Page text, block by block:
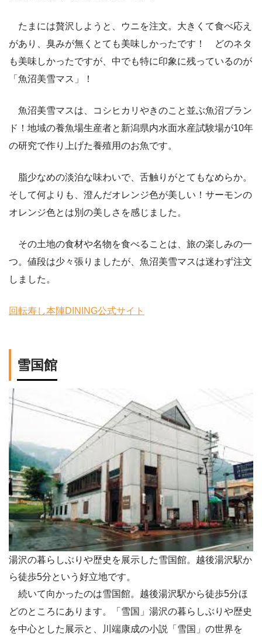
たまには贅沢しようと、ウニを注文。大きくて食べ応え
があり、臭みが無くとても美味しかったです！ どのネタ
も美味しかったですが、中でも特に印象に残っているのが
「魚沼美雪マス」！
魚沼美雪マスは、コシヒカリやきのこと並ぶ魚沼ブラン
ド！地域の養魚場生産者と新潟県内水面水産試験場が10年
の研究で作り上げた養殖用のお魚です。
脂少なめの淡泊な味わいで、舌触りがとてもなめらか。
そして何よりも、澄んだオレンジ色が美しい！サーモンの
オレンジ色とは別の美しさを感じました。
その土地の食材や名物を食べることは、旅の楽しみの一
つ。値段は少々張りましたが、魚沼美雪マスは迷わず注文
しました。
回転寿し本陣DINING公式サイト
雪国館
湯沢の暮らしぶりや歴史を展示した雪国館。越後湯沢駅か
ら徒歩5分という好立地です。
続いて向かったのは雪国館。越後湯沢駅から徒歩5分ほ
どのところにあります。「雪国」湯沢の暮らしぶりや歴史
を中心とした展示と、川端康成の小説「雪国」の世界を